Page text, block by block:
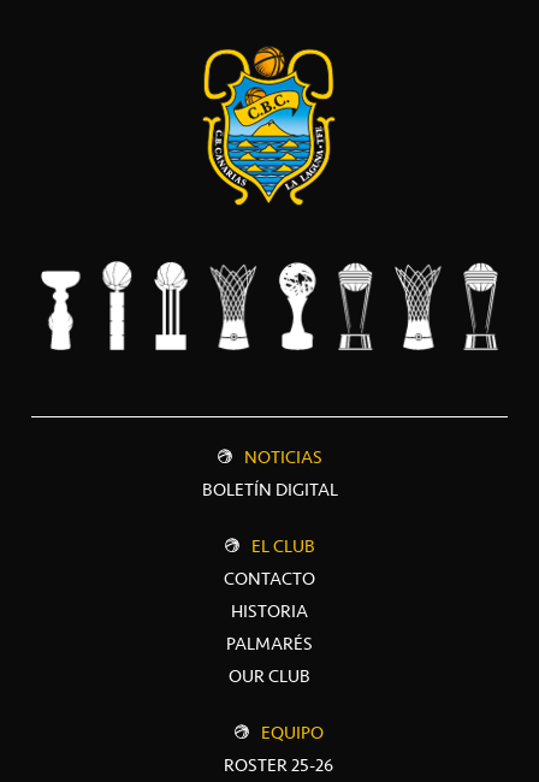
NOTICIAS
BOLETÍN DIGITAL
EL CLUB
CONTACTO
HISTORIA
PALMARÉS
OUR CLUB
EQUIPO
ROSTER 25-26